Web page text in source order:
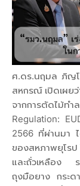
ศ.ดร.นฤมล ภิญโ
สหกรณ์ เปิดเผย
จากการตัดไม้ท
Regulation:
2566 ที่ผ่านมา
ของสหภาพยุโรป
และถั่วเหลือง
ถุงมือยาง กระด